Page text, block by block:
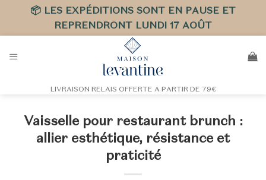
📦 LES EXPÉDITIONS SONT EN PAUSE ET
REPRENDRONT LUNDI 17 AOÛT
au
LIVRAISON RELAIS OFFERTE A PARTIR DE 79€
Vaisselle pour restaurant brunch :
allier esthétique, résistance et
praticité